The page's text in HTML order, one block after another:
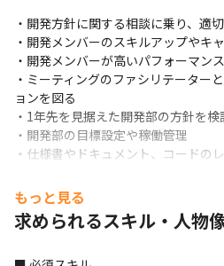
・開発方針に関する相談に乗り、適
・開発メンバーのスキルアップやキ
・開発メンバーが高いパフォーマン
・ミーティングのファシリテーター
ョンを図る
・1年先を見据えた開発部の方針を
・開発部の目標設定や稼働管理
・仕様書やドキュメント、コードの
ック
・使用確認や不具合調査などの問い合
・中途エンジニアやインターン生の採
もっと見る
求められるスキル・人物